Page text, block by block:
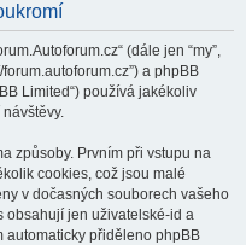
(dále jen “my”,
forum.autoforum.cz”) a phpBB
Limited“) používá jakékoliv
způsoby. Prvním při vstupu na
cookies, což jsou malé
v dočasných souborech vašeho
obsahují jen uživatelské-id a
automaticky přiděleno phpBB